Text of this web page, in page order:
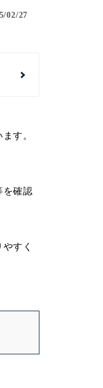
02/27
す。
を確認
すく